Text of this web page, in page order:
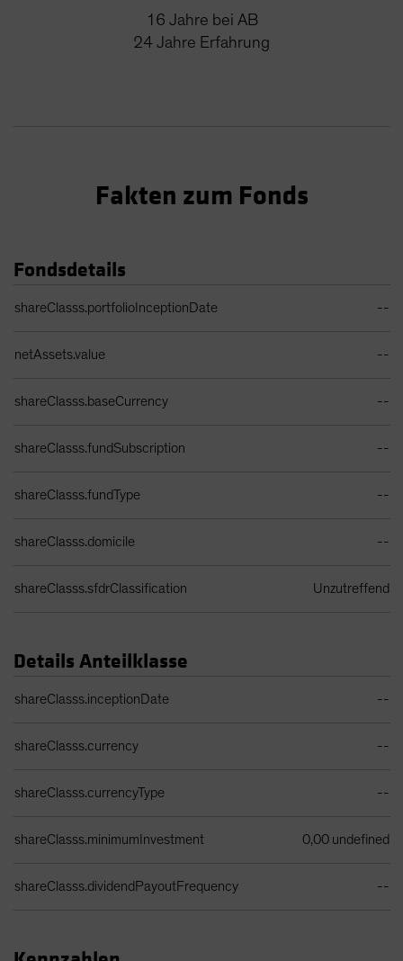
16 Jahre bei AB
24 Jahre Erfahrung
Fakten zum Fonds
Fondsdetails
shareClasss.portfolioInceptionDate --
netAssets.value --
shareClasss.baseCurrency --
shareClasss.fundSubscription --
shareClasss.fundType --
shareClasss.domicile --
shareClasss.sfdrClassification Unzutreffend
Details Anteilklasse
shareClasss.inceptionDate --
shareClasss.currency --
shareClasss.currencyType --
shareClasss.minimumInvestment 0,00 undefined
shareClasss.dividendPayoutFrequency --